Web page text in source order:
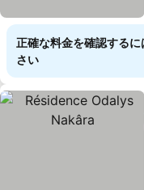
正確な料金を確認する
さい